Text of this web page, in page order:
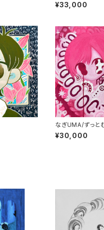
¥33,000
なぎUMA/ずっと
っているから
¥30,000